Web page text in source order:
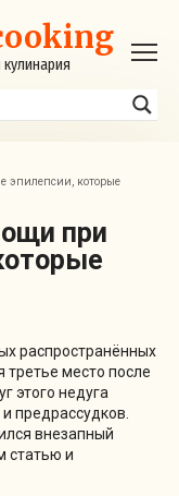
эпилепсии, которые
распространённых
третье место после
этого недуга
предрассудков.
внезапный
статью и